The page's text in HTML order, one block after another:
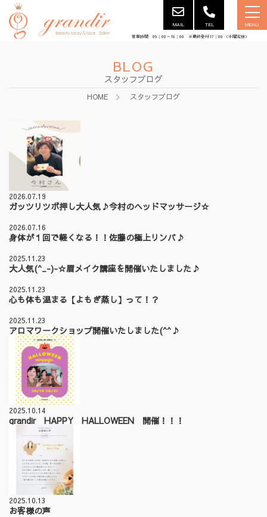
MAIL TEL MENU
営業時間 09：00～18：00 ※最終受付17：00 （水曜定休）
BLOG
スタッフブログ
HOME スタッフブログ
2026.07.19
ガッツリツボ押し大人気♪今村のヘッドマッサージ☆
2026.07.16
身体が１回で軽くなる！！佐藤の極上リンパ♪
2025.11.23
大人気(^_-)-☆眉メイク講座を開催いたしました♪
2025.11.23
心も体も温まる【よもぎ蒸し】って！？
2025.11.23
アロマワークショップ開催いたしました(^^♪
2025.10.14
grandir HAPPY HALLOWEEN 開催！！！
2025.10.13
お客様の声